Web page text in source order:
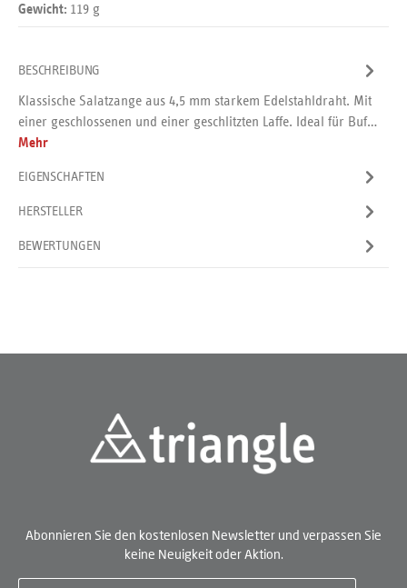
Gewicht: 119 g
BESCHREIBUNG
Klassische Salatzange aus 4,5 mm starkem Edelstahldraht. Mit
einer geschlossenen und einer geschlitzten Laffe. Ideal für Buf…
Mehr
EIGENSCHAFTEN
HERSTELLER
BEWERTUNGEN
Abonnieren Sie den kostenlosen Newsletter und verpassen Sie
keine Neuigkeit oder Aktion.